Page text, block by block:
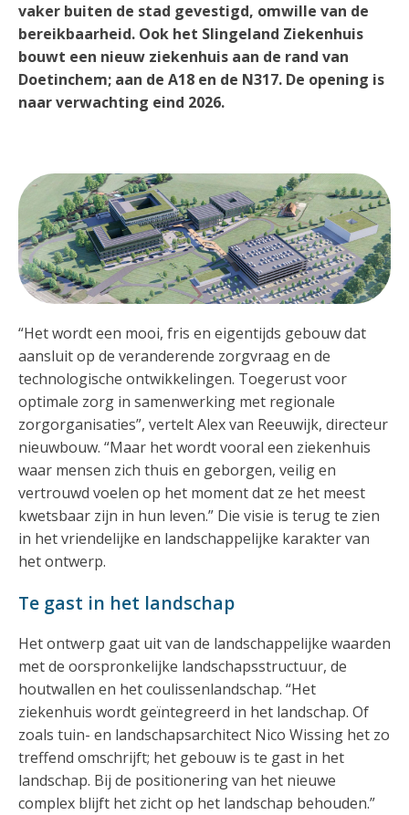
vaker buiten de stad gevestigd, omwille van de
bereikbaarheid. Ook het Slingeland Ziekenhuis
bouwt een nieuw ziekenhuis aan de rand van
Doetinchem; aan de A18 en de N317. De opening is
naar verwachting eind 2026.
“Het wordt een mooi, fris en eigentijds gebouw dat
aansluit op de veranderende zorgvraag en de
technologische ontwikkelingen. Toegerust voor
optimale zorg in samenwerking met regionale
zorgorganisaties”, vertelt Alex van Reeuwijk, directeur
nieuwbouw. “Maar het wordt vooral een ziekenhuis
waar mensen zich thuis en geborgen, veilig en
vertrouwd voelen op het moment dat ze het meest
kwetsbaar zijn in hun leven.” Die visie is terug te zien
in het vriendelijke en landschappelijke karakter van
het ontwerp.
Te gast in het landschap
Het ontwerp gaat uit van de landschappelijke waarden
met de oorspronkelijke landschapsstructuur, de
houtwallen en het coulissenlandschap. “Het
ziekenhuis wordt geïntegreerd in het landschap. Of
zoals tuin- en landschapsarchitect Nico Wissing het zo
treffend omschrijft; het gebouw is te gast in het
landschap. Bij de positionering van het nieuwe
complex blijft het zicht op het landschap behouden.”